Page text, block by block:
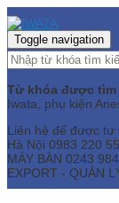
Toggle navigation
Từ khóa được tìm
Iwata, phụ kiện
Liên hệ để được tư
Hà Nội 0983 220
MÁY BÀN 0243
EXPORT - QUẢN